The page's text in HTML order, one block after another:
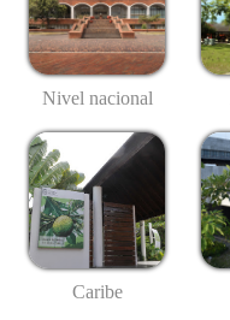
Nivel nacional
Caribe